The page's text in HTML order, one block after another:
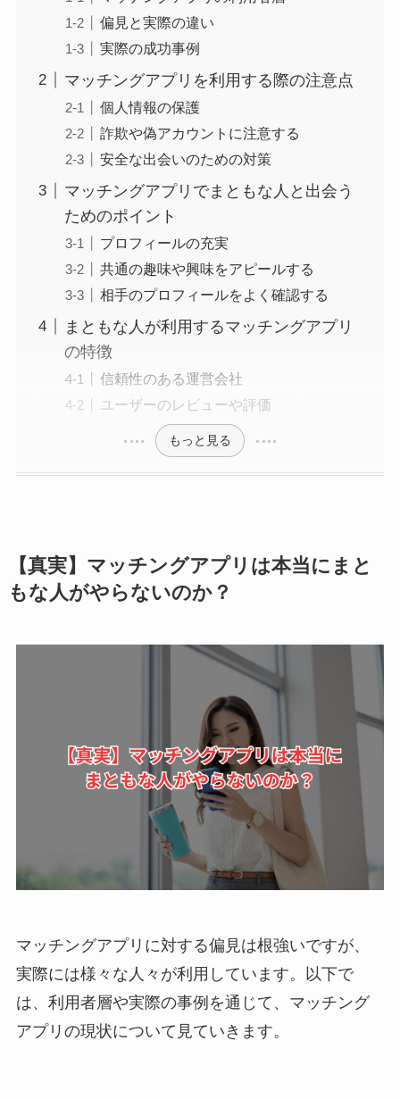
偏見と実際の違い
実際の成功事例
マッチングアプリを利用する際の注意点
個人情報の保護
詐欺や偽アカウントに注意する
安全な出会いのための対策
マッチングアプリでまともな人と出会う
ためのポイント
プロフィールの充実
共通の趣味や興味をアピールする
相手のプロフィールをよく確認する
まともな人が利用するマッチングアプリ
の特徴
信頼性のある運営会社
ユーザーのレビューや評価
もっと見る
【真実】マッチングアプリは本当にまと
もな人がやらないのか？
マッチングアプリに対する偏見は根強いですが、
実際には様々な人々が利用しています。以下で
は、利用者層や実際の事例を通じて、マッチング
アプリの現状について見ていきます。